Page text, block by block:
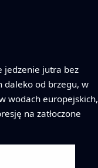
jedzenie jutra bez
daleko od brzegu, w
wodach europejskich,
na zatłoczone